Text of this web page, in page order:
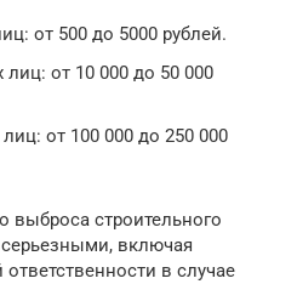
от 500 до 5000 рублей.
от 10 000 до 50 000
от 100 000 до 250 000
выброса строительного
включая
в случае